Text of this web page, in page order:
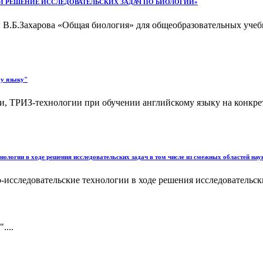
И РЕШЕНИЕ ИССЛЕДОВАТЕЛЬСКИХ ЗАДАЧ ПО БИОЛОГИИ»
«Общая биология» для общеобразовательных
языку"
ТРИЗ-технологии при обучении английскому языку на
в ходе решения исследовательских задач в том числе из смежных областей
технологии в ходе решения